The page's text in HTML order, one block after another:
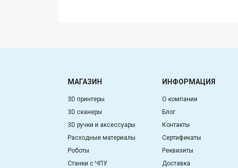
МАГАЗИН
3D принтеры
3D сканеры
3D ручки и аксессуары
Расходные материалы
Роботы
Станки с ЧПУ
ИНФОРМАЦИЯ
О компании
Блог
Контакты
Сертификаты
Реквизиты
Доставка